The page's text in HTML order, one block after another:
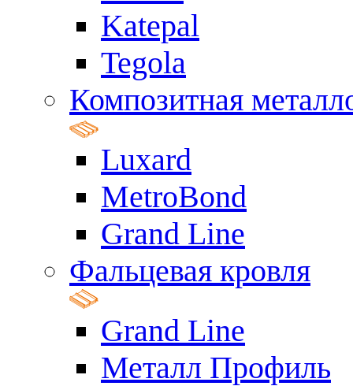
Katepal
Tegola
Композитная
Luxard
MetroBond
Grand Line
Фальцевая кровля
Grand Line
Металл Профиль